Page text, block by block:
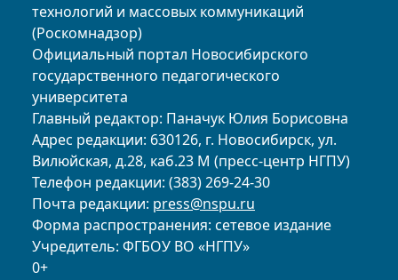
технологий и массовых коммуникаций
(Роскомнадзор)
Официальный портал Новосибирского
государственного педагогического
университета
Главный редактор: Паначук Юлия Борисовна
Адрес редакции: 630126, г. Новосибирск, ул.
Вилюйская, д.28, каб.23 М (пресс-центр НГПУ)
Телефон редакции: (383) 269-24-30
Почта редакции: press@nspu.ru
Форма распространения: сетевое издание
Учредитель: ФГБОУ ВО «НГПУ»
0+